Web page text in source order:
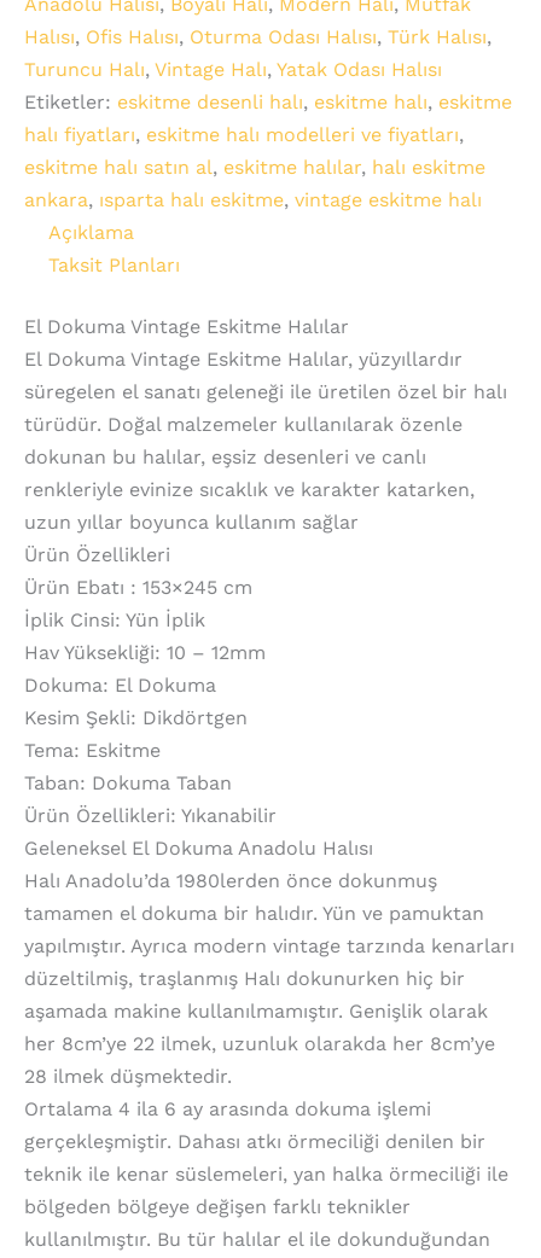
Halısı, Ofis Halısı, Oturma Odası Halısı, Türk Halısı,
Turuncu Halı, Vintage Halı, Yatak Odası Halısı
Etiketler: eskitme desenli halı, eskitme halı, eskitme
halı fiyatları, eskitme halı modelleri ve fiyatları,
eskitme halı satın al, eskitme halılar, halı eskitme
ankara, ısparta halı eskitme, vintage eskitme halı
Açıklama
Taksit Planları
El Dokuma Vintage Eskitme Halılar
El Dokuma Vintage Eskitme Halılar, yüzyıllardır
süregelen el sanatı geleneği ile üretilen özel bir halı
türüdür. Doğal malzemeler kullanılarak özenle
dokunan bu halılar, eşsiz desenleri ve canlı
renkleriyle evinize sıcaklık ve karakter katarken,
uzun yıllar boyunca kullanım sağlar
Ürün Özellikleri
Ürün Ebatı : 153×245 cm
İplik Cinsi: Yün İplik
Hav Yüksekliği: 10 – 12mm
Dokuma: El Dokuma
Kesim Şekli: Dikdörtgen
Tema: Eskitme
Taban: Dokuma Taban
Ürün Özellikleri: Yıkanabilir
Geleneksel El Dokuma Anadolu Halısı
Halı Anadolu’da 1980lerden önce dokunmuş
tamamen el dokuma bir halıdır. Yün ve pamuktan
yapılmıştır. Ayrıca modern vintage tarzında kenarları
düzeltilmiş, traşlanmış Halı dokunurken hiç bir
aşamada makine kullanılmamıştır. Genişlik olarak
her 8cm’ye 22 ilmek, uzunluk olarakda her 8cm’ye
28 ilmek düşmektedir.
Ortalama 4 ila 6 ay arasında dokuma işlemi
gerçekleşmiştir. Dahası atkı örmeciliği denilen bir
teknik ile kenar süslemeleri, yan halka örmeciliği ile
bölgeden bölgeye değişen farklı teknikler
kullanılmıştır. Bu tür halılar el ile dokunduğundan